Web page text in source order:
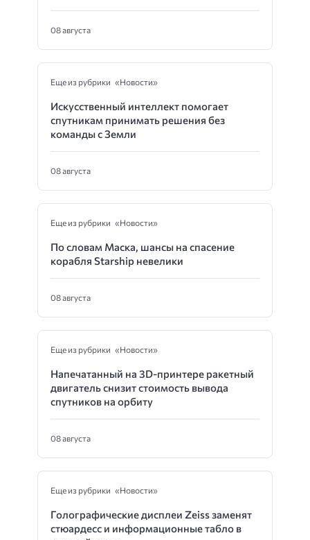
08 августа
Еще из рубрики «Новости»
Искусственный интеллект помогает
спутникам принимать решения без
команды с Земли
08 августа
Еще из рубрики «Новости»
По словам Маска, шансы на спасение
корабля Starship невелики
08 августа
Еще из рубрики «Новости»
Напечатанный на 3D-принтере ракетный
двигатель снизит стоимость вывода
спутников на орбиту
08 августа
Еще из рубрики «Новости»
Голографические дисплеи Zeiss заменят
стюардесс и информационные табло в